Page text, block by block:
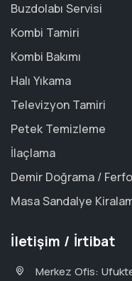
Buzdolabı Servisi
Kombi Tamiri
Kombi Bakımı
Halı Yıkama
Televizyon Tamiri
Petek Temizleme
İlaçlama
Demir Doğrama /
Masa Sandalye
İletişim / İrtibat
Merkez Ofis: